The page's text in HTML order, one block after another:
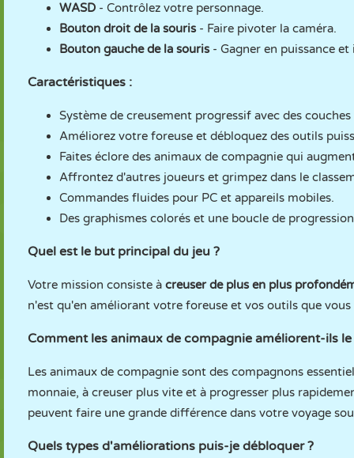
WASD - Contrôlez votre personnage.
Bouton droit de la souris- Faire pivoter la caméra.
Bouton gauche de la souris- Gagner en puissance et
Caractéristiques :
Système de creusement progressif avec des
Améliorez votre foreuse et débloquez des outils
Faites éclore des animaux de compagnie qui
Affrontez d'autres joueurs et grimpez dans le
Commandes fluides pour PC et appareils mobiles.
Des graphismes colorés et une boucle de
Quel est le but principal du jeu ?
Votre mission consiste à creuser de plus en plus
n'est qu'en améliorant votre foreuse et vos outils que
Comment les animaux de compagnie améliorent-ils le
Les animaux de compagnie sont des compagnons
monnaie, à creuser plus vite et à progresser plus
peuvent faire une grande différence dans votre voyage
Quels types d'améliorations puis-je débloquer ?